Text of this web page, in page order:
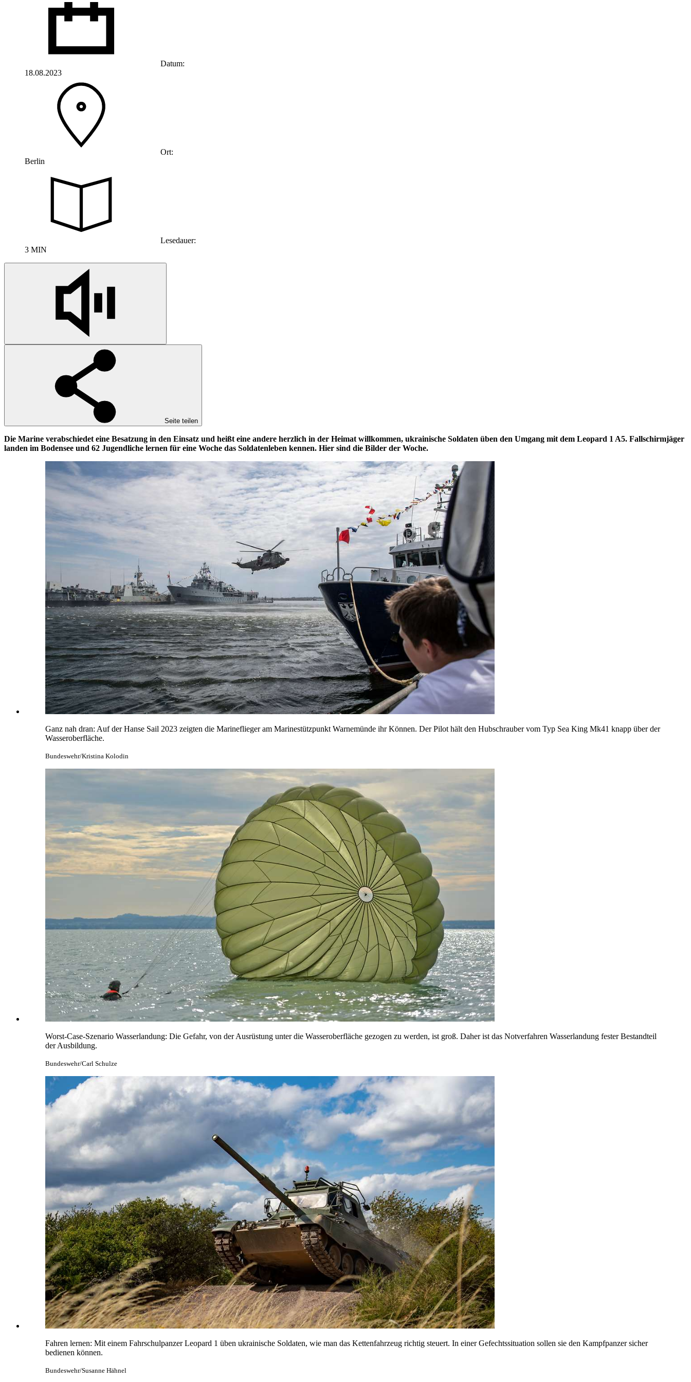
Datum:
18.08.2023
Ort:
Berlin
Lesedauer:
3 MIN
Seite teilen
Die Marine verabschiedet eine Besatzung in den Einsatz und heißt eine andere herzlich in der Heimat willkommen, ukrainische Soldaten üben den Umgang mit dem Leopard 1 A5. Fallschirmjäger
landen im Bodensee und 62 Jugendliche lernen für eine Woche das Soldatenleben kennen. Hier sind die Bilder der Woche.
Ganz nah dran: Auf der Hanse Sail 2023 zeigten die Marineflieger am Marinestützpunkt Warnemünde ihr Können. Der Pilot hält den Hubschrauber vom Typ Sea King Mk41 knapp über der
Wasseroberfläche.
Bundeswehr/Kristina Kolodin
Worst-Case-Szenario Wasserlandung: Die Gefahr, von der Ausrüstung unter die Wasseroberfläche gezogen zu werden, ist groß. Daher ist das Notverfahren Wasserlandung fester Bestandteil
der Ausbildung.
Bundeswehr/Carl Schulze
Fahren lernen: Mit einem Fahrschulpanzer Leopard 1 üben ukrainische Soldaten, wie man das Kettenfahrzeug richtig steuert. In einer Gefechtssituation sollen sie den Kampfpanzer sicher
bedienen können.
Bundeswehr/Susanne Hähnel